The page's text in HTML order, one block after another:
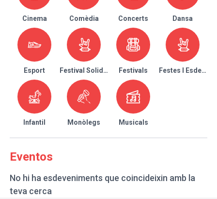
Cinema Comèdia Concerts Dansa
Esport Festival Solidari Festivals Festes I
Infantil Monòlegs Musicals
Eventos
No hi ha esdeveniments que coincideixin amb la
teva cerca